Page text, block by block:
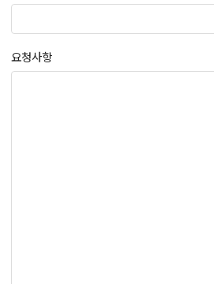
요청사항